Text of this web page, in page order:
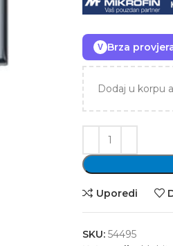
V Brza
Dodaj u korpu
Uporedi
SKU: 54495